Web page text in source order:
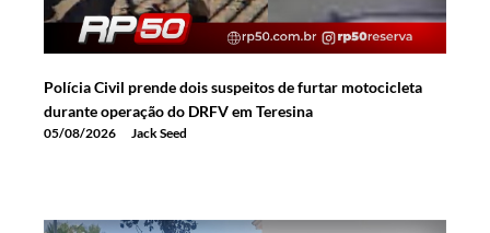
Polícia Civil prende dois suspeitos de furtar motocicleta
durante operação do DRFV em Teresina
05/08/2026 Jack Seed